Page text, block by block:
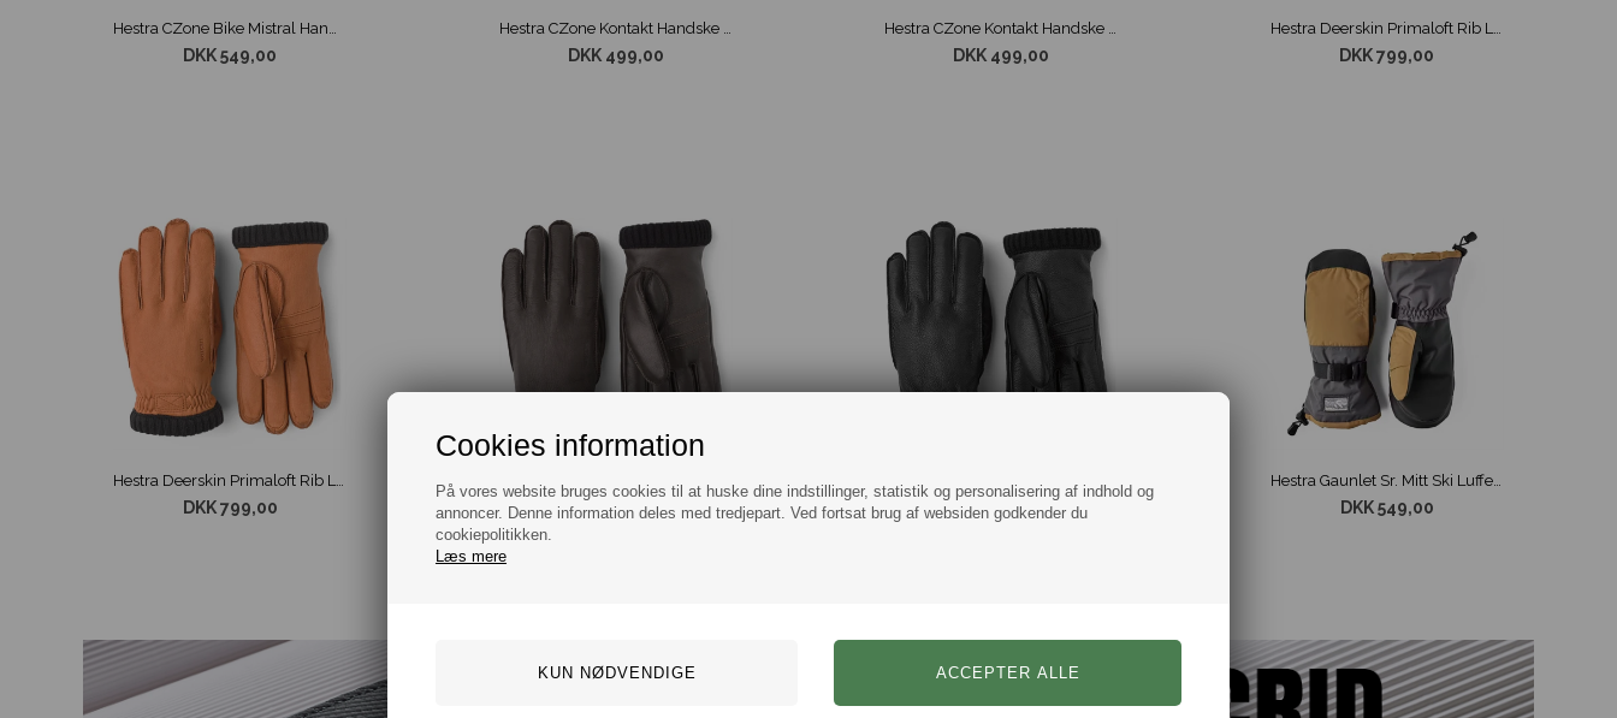
Cookies information
På vores website bruges cookies til at huske dine indstillinger, statistik og personalisering af indhold og
annoncer. Denne information deles med tredjepart. Ved fortsat brug af websiden godkender du
cookiepolitikken.
Læs mere
DKK 549,00 DKK 499,00 DKK 499,00 DKK 799,00
Hestra Deerskin Primaloft Rib Læder Handske Cognac
DKK 799,00 DKK 799,00 DKK 799,00
Hestra Gaunlet Sr. Mitt Ski Luffer Sand / Grå
DKK 549,00